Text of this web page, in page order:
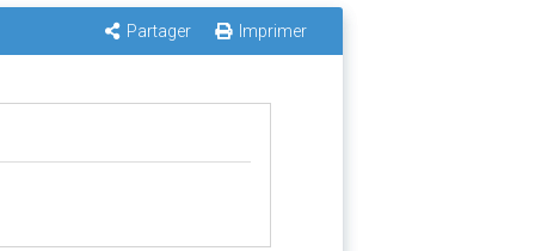
Partager Imprimer